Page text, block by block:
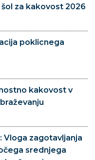
za kakovost 2026
poklicnega
kakovost v
Vloga zagotavljanja
srednjega